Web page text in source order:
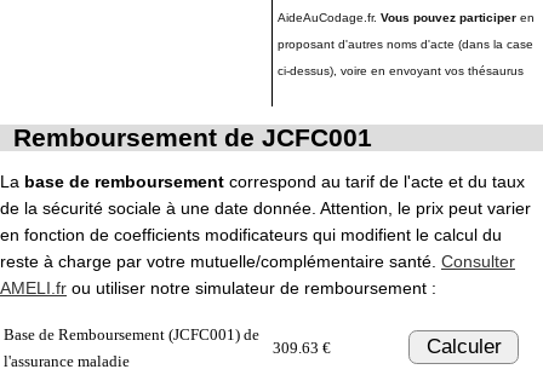
AideAuCodage.fr. Vous pouvez participer en
proposant d'autres noms d'acte (dans la case
ci-dessus), voire en envoyant vos thésaurus
Remboursement de JCFC001
La base de remboursement correspond au tarif de l'acte et du taux
de la sécurité sociale à une date donnée. Attention, le prix peut varier
en fonction de coefficients modificateurs qui modifient le calcul du
reste à charge par votre mutuelle/complémentaire santé. Consulter
AMELI.fr ou utiliser notre simulateur de remboursement :
Base de Remboursement (JCFC001) de
l'assurance maladie
309.63 € Calculer